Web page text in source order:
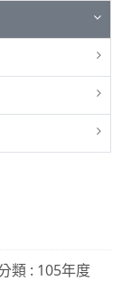
類 : 105年度